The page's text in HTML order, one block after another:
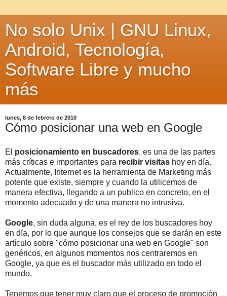
No solo Unix | GNU Linux,
Android, Tecnología,
Software Libre y mucho
más
lunes, 8 de febrero de 2010
Cómo posicionar una web en Google
El posicionamiento en buscadores, es una de las partes
más críticas e importantes para recibir visitas hoy en día.
Actualmente, Internet es la herramienta de Marketing más
potente que existe, siempre y cuando la utilicemos de
manera efectiva, llegando a un publico en concreto, en el
momento adecuado y de una manera no intrusiva.
Google, sin duda alguna, es el rey de los buscadores hoy
en día, por lo que aunque los consejos que se darán en este
artículo sobre "cómo posicionar una web en Google" son
genéricos, en algunos momentos nos centraremos en
Google, ya que es el buscador más utilizado en todo el
mundo.
Tenemos que tener muy claro que el proceso de promoción